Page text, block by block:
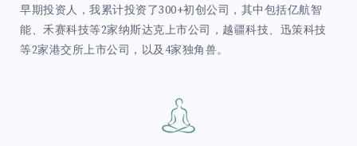
早期投资人，我累计投资了300+初创公司，其中包括亿航智
能、禾赛科技等2家纳斯达克上市公司，越疆科技、迅策科技
等2家港交所上市公司，以及4家独角兽。